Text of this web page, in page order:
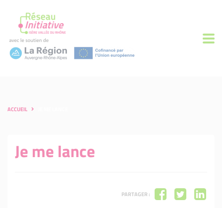
ACCUEIL
Je me lance
PARTAGER :